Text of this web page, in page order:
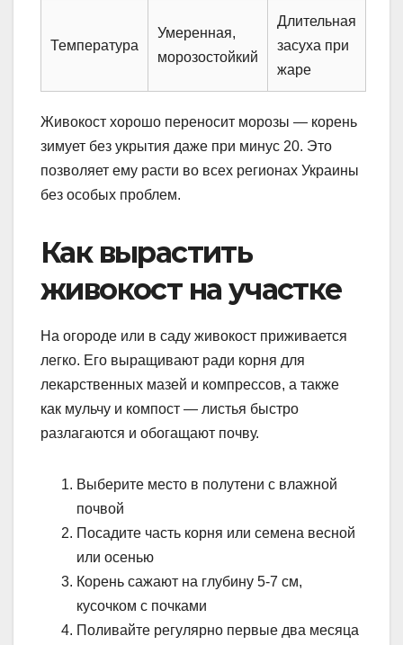
Температура
Умеренная,
морозостойкий
Длительная
засуха при
жаре
Живокост хорошо переносит морозы — корень
зимует без укрытия даже при минус 20. Это
позволяет ему расти во всех регионах Украины
без особых проблем.
Как вырастить
живокост на участке
На огороде или в саду живокост приживается
легко. Его выращивают ради корня для
лекарственных мазей и компрессов, а также
как мульчу и компост — листья быстро
разлагаются и обогащают почву.
Выберите место в полутени с влажной
почвой
Посадите часть корня или семена весной
или осенью
Корень сажают на глубину 5-7 см,
кусочком с почками
Поливайте регулярно первые два месяца